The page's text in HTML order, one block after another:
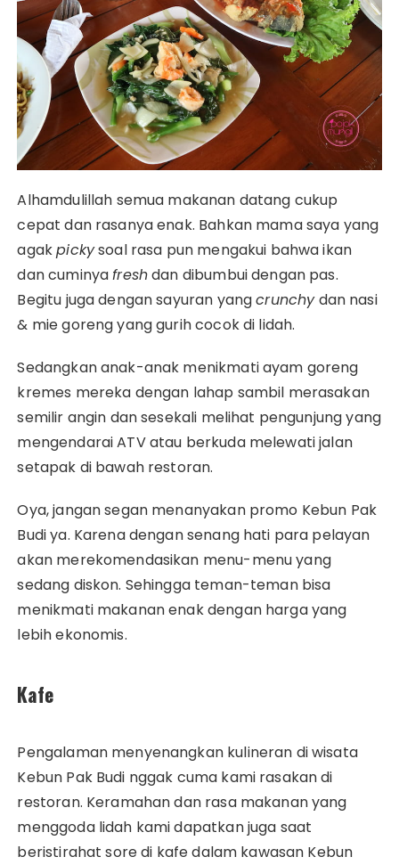
Alhamdulillah semua makanan datang cukup
cepat dan rasanya enak. Bahkan mama saya yang
agakpickysoal rasa pun mengakui bahwa ikan
dan cuminyafreshdan dibumbui dengan pas.
Begitu juga dengan sayuran yangcrunchydan nasi
& mie goreng yang gurih cocok di lidah.
Sedangkan anak-anak menikmati ayam goreng
kremes mereka dengan lahap sambil merasakan
semilir angin dan sesekali melihat pengunjung yang
mengendarai ATV atau berkuda melewati jalan
setapak di bawah restoran.
Oya, jangan segan menanyakan promo Kebun Pak
Budi ya. Karena dengan senang hati para pelayan
akan merekomendasikan menu-menu yang
sedang diskon. Sehingga teman-teman bisa
menikmati makanan enak dengan harga yang
lebih ekonomis.
Kafe
Pengalaman menyenangkan kulineran di wisata
Kebun Pak Budi nggak cuma kami rasakan di
restoran. Keramahan dan rasa makanan yang
menggoda lidah kami dapatkan juga saat
beristirahat sore di kafe dalam kawasan Kebun